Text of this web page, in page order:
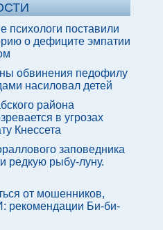
психологи поставили
о дефиците эмпатии
обвинения педофилу
насиловал детей
района
в угрозах
Кнессета
заповедника
редкую рыбу-луну.
от мошенников,
рекомендации Би-би-